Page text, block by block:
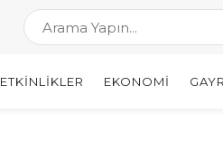
ETKINLIKLER EKONOMI